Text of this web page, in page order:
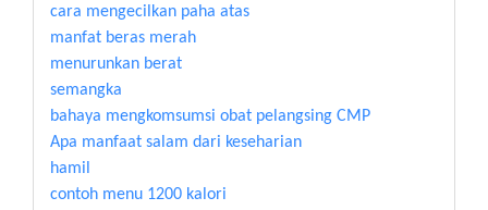
cara mengecilkan paha atas
manfat beras merah
menurunkan berat
semangka
bahaya mengkomsumsi obat pelangsing CMP
Apa manfaat salam dari keseharian
hamil
contoh menu 1200 kalori